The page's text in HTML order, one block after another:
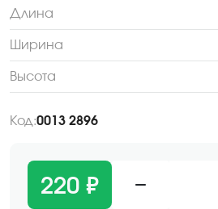
Длина
Ширина
Высота
Код:0013 2896
220 ₽